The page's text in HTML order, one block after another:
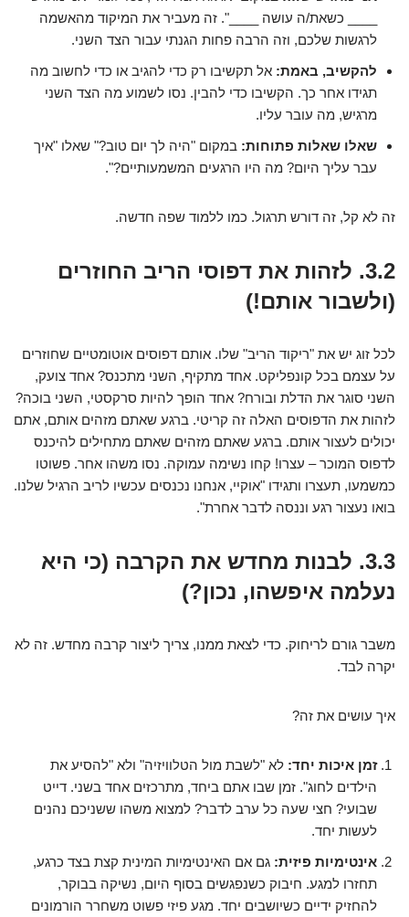
____ כשאת/ה עושה ____". זה מעביר את המיקוד מהאשמה
לרגשות שלכם, וזה הרבה פחות הגנתי עבור הצד השני.
להקשיב, באמת: אל תקשיבו רק כדי להגיב או כדי לחשוב מה
תגידו אחר כך. הקשיבו כדי להבין. נסו לשמוע מה הצד השני
מרגיש, מה עובר עליו.
שאלו שאלות פתוחות: במקום "היה לך יום טוב?" שאלו "איך
עבר עליך היום? מה היו הרגעים המשמעותיים?".
זה לא קל, זה דורש תרגול. כמו ללמוד שפה חדשה.
3.2. לזהות את דפוסי הריב החוזרים
(ולשבור אותם!)
לכל זוג יש את "ריקוד הריב" שלו. אותם דפוסים אוטומטיים שחוזרים
על עצמם בכל קונפליקט. אחד מתקיף, השני מתכנס? אחד צועק,
השני סוגר את הדלת ובורח? אחד הופך להיות סרקסטי, השני בוכה?
לזהות את הדפוסים האלה זה קריטי. ברגע שאתם מזהים אותם, אתם
יכולים לעצור אותם. ברגע שאתם מזהים שאתם מתחילים להיכנס
לדפוס המוכר – עצרו! קחו נשימה עמוקה. נסו משהו אחר. פשוטו
כמשמעו, תעצרו ותגידו "אוקיי, אנחנו נכנסים עכשיו לריב הרגיל שלנו.
בואו נעצור רגע וננסה לדבר אחרת".
3.3. לבנות מחדש את הקרבה (כי היא
נעלמה איפשהו, נכון?)
משבר גורם לריחוק. כדי לצאת ממנו, צריך ליצור קרבה מחדש. זה לא
יקרה לבד.
איך עושים את זה?
זמן איכות יחד: לא "לשבת מול הטלוויזיה" ולא "להסיע את
הילדים לחוג". זמן שבו אתם ביחד, מתרכזים אחד בשני. דייט
שבועי? חצי שעה כל ערב לדבר? למצוא משהו ששניכם נהנים
לעשות יחד.
אינטימיות פיזית: גם אם האינטימיות המינית קצת בצד כרגע,
תחזרו למגע. חיבוק כשנפגשים בסוף היום, נשיקה בבוקר,
להחזיק ידיים כשיושבים יחד. מגע פיזי פשוט משחרר הורמונים